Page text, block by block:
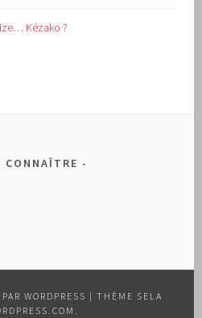
Kézako ?
CONNAÎTRE
WORDPRESS | THÈME SELA
.